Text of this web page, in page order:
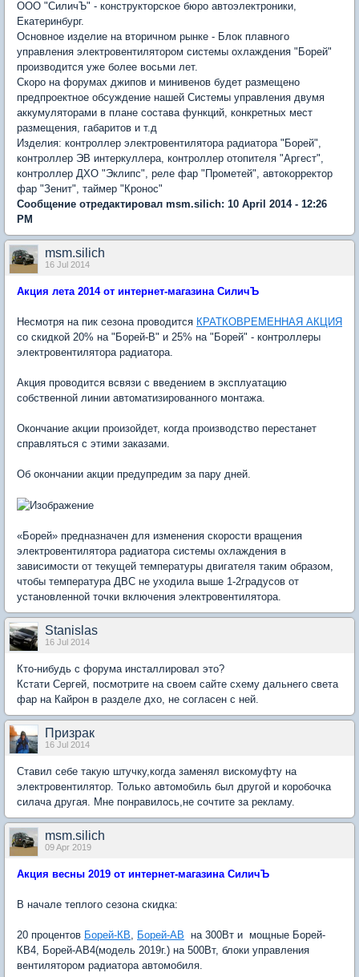
ООО "СиличЪ" - конструкторское бюро автоэлектроники,
Екатеринбург.
Основное изделие на вторичном рынке - Блок плавного
управления электровентилятором системы охлаждения "Борей"
производится уже более восьми лет.
Скоро на форумах джипов и минивенов будет размещено
предпроектное обсуждение нашей Системы управления двумя
аккумуляторами в плане состава функций, конкретных мест
размещения, габаритов и т.д
Изделия: контроллер электровентилятора радиатора "Борей",
контроллер ЭВ интеркуллера, контроллер отопителя "Аргест",
контроллер ДХО "Эклипс", реле фар "Прометей", автокорректор
фар "Зенит", таймер "Кронос"
Сообщение отредактировал msm.silich: 10 April 2014 - 12:26
PM
msm.silich
16 Jul 2014
Акция лета 2014 от интернет-магазина СиличЪ
Несмотря на пик сезона проводится КРАТКОВРЕМЕННАЯ АКЦИЯ
со скидкой 20% на "Борей-В" и 25% на "Борей" - контроллеры
электровентилятора радиатора.
Акция проводится всвязи с введением в эксплуатацию
собственной линии автоматизированного монтажа.
Окончание акции произойдет, когда производство перестанет
справляться с этими заказами.
Об окончании акции предупредим за пару дней.
«Борей» предназначен для изменения скорости вращения
электровентилятора радиатора системы охлаждения в
зависимости от текущей температуры двигателя таким образом,
чтобы температура ДВС не уходила выше 1-2градусов от
установленной точки включения электровентилятора.
Stanislas
16 Jul 2014
Кто-нибудь с форума инсталлировал это?
Кстати Сергей, посмотрите на своем сайте схему дальнего света
фар на Кайрон в разделе дхо, не согласен с ней.
Призрак
16 Jul 2014
Ставил себе такую штучку,когда заменял вискомуфту на
электровентилятор. Только автомобиль был другой и коробочка
силача другая. Мне понравилось,не сочтите за рекламу.
msm.silich
09 Apr 2019
Акция весны 2019 от интернет-магазина СиличЪ
В начале теплого сезона скидка:
20 процентов Борей-КВ Борей-АВ на 300Вт и мощные Борей-
КВ4, Борей-АВ4(модель 2019г.) на 500Вт, блоки управления
вентилятором радиатора автомобиля.